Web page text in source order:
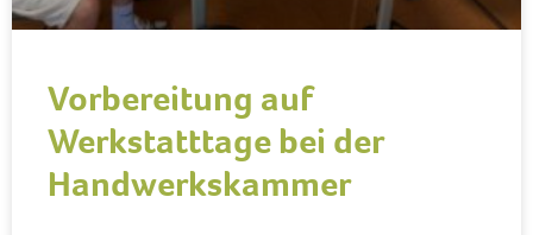
Vorbereitung auf
Werkstatttage bei der
Handwerkskammer